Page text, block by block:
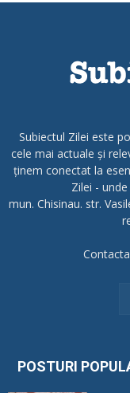
Subiectul Zilei este
cele mai actuale și
ținem conectat la
Zilei -
mun. Chisinau. str.
POSTURI